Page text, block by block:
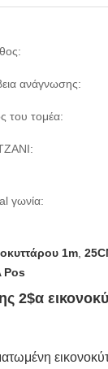
ανάγνωσης:
του τομέα:
γωνία:
1m
Pos
2$α